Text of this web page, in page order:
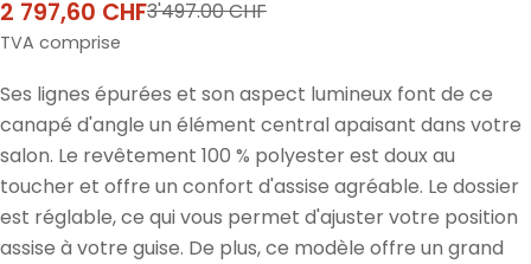
Prix
de
2 797,60 CHF
Prix
normal
3'497.00 CHF
TVA comprise
Ses lignes épurées et son aspect lumineux font de ce
canapé d'angle un élément central apaisant dans votre
salon. Le revêtement 100 % polyester est doux au
toucher et offre un confort d'assise agréable. Le dossier
est réglable, ce qui vous permet d'ajuster votre position
assise à votre guise. De plus, ce modèle offre un grand